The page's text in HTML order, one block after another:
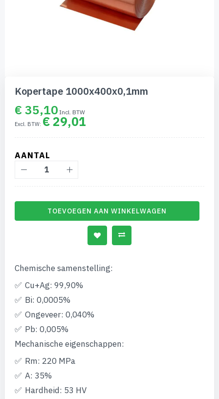
naar
begin
Kopertape 1000x400x0,1mm
€ 35,10
€ 29,01
AANTAL
TOEVOEGEN AAN WINKELWAGEN
Chemische samenstelling:
Cu+Ag: 99,90%
Bi: 0,0005%
Ongeveer: 0,040%
Pb: 0,005%
Mechanische eigenschappen:
Rm: 220 MPa
A: 35%
Hardheid: 53 HV